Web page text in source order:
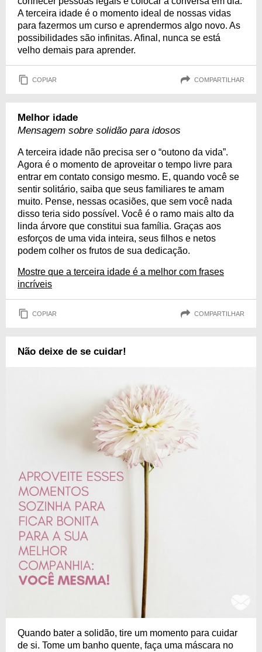
A terceira idade é o momento ideal de nossas vidas
para fazermos um curso e aprendermos algo novo. As
possibilidades são infinitas. Afinal, nunca se está
velho demais para aprender.
COPIAR COMPARTILHAR
Melhor idade
Mensagem sobre solidão para idosos
A terceira idade não precisa ser o “outono da vida”.
Agora é o momento de aproveitar o tempo livre para
entrar em contato consigo mesmo. E, quando você se
sentir solitário, saiba que seus familiares te amam
muito. Pense, nessas ocasiões, que sem você nada
disso teria sido possível. Você é o ramo mais alto da
linda árvore que constitui sua família. Graças aos
esforços de uma vida inteira, seus filhos e netos
podem colher os frutos de sua dedicação.
Mostre que a terceira idade é a melhor com frases
incríveis
COPIAR COMPARTILHAR
Não deixe de se cuidar!
Quando bater a solidão, tire um momento para cuidar
de si. Tome um banho quente, faça uma máscara no